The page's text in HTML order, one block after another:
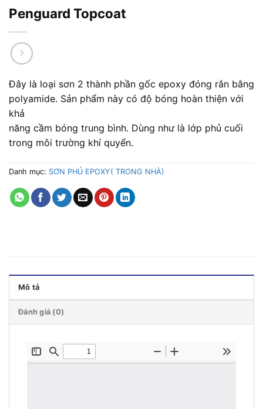
Penguard Topcoat
Đây là loại sơn 2 thành phần gốc epoxy đóng rắn bằng
polyamide. Sản phẩm này có độ bóng hoàn thiện với
khả
năng cầm bóng trung bình. Dùng như là lớp phủ cuối
trong môi trường khí quyển.
Danh mục: SƠN PHỦ EPOXY( TRONG NHÀ)
Mô tả
Đánh giá (0)